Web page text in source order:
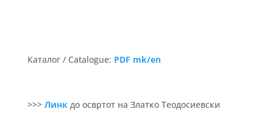
Каталог / Catalogue: PDF mk/en
>>> Линкдо освртот на Златко Теодосиевски